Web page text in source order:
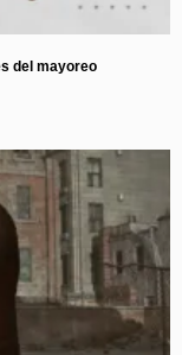
del mayoreo